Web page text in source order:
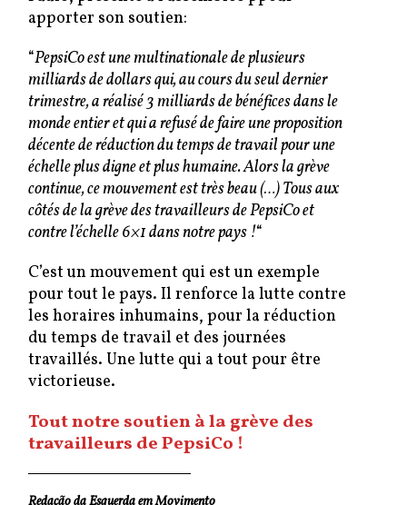
apporter son soutien:
“PepsiCo est une multinationale de plusieurs
milliards de dollars qui, au cours du seul dernier
trimestre, a réalisé 3 milliards de bénéfices dans le
monde entier et qui a refusé de faire une proposition
décente de réduction du temps de travail pour une
échelle plus digne et plus humaine. Alors la grève
continue, ce mouvement est très beau (…) Tous aux
côtés de la grève des travailleurs de PepsiCo et
contre l’échelle 6×1 dans notre pays !“
C’est un mouvement qui est un exemple
pour tout le pays. Il renforce la lutte contre
les horaires inhumains, pour la réduction
du temps de travail et des journées
travaillés. Une lutte qui a tout pour être
victorieuse.
Tout notre soutien à la grève des
travailleurs de PepsiCo !
Redação da Esquerda em Movimento